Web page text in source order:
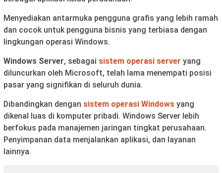
Menyediakan antarmuka pengguna grafis yang lebih ramah
dan cocok untuk pengguna bisnis yang terbiasa dengan
lingkungan operasi Windows.
Windows Server, sebagai sistem operasi server yang
diluncurkan oleh Microsoft, telah lama menempati posisi
pasar yang signifikan di seluruh dunia.
Dibandingkan dengan sistem operasi Windows yang
dikenal luas di komputer pribadi. Windows Server lebih
berfokus pada manajemen jaringan tingkat perusahaan.
Penyimpanan data menjalankan aplikasi, dan layanan
lainnya.